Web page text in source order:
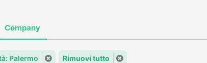
Company
Palermo Rimuovi tutto